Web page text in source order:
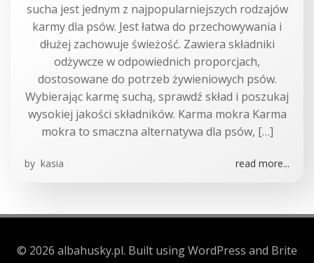
sucha jest jednym z najpopularniejszych rodzajów
karmy dla psów. Jest łatwa do przechowywania i
dłużej zachowuje świeżość. Zawiera składniki
odżywcze w odpowiednich proporcjach,
dostosowane do potrzeb żywieniowych psów.
Wybierając karmę suchą, sprawdź skład i poszukaj
wysokiej jakości składników. Karma mokra Karma
mokra to smaczna alternatywa dla psów, […]
by kasia read more...
© 2026 albahusky.pl. Built using WordPress and Brite